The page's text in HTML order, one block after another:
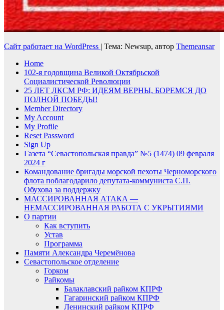
Сайт работает на WordPress | Тема: Newsup, автор Themeansar
Home
102-я годовщина Великой Октябрьской
Социалистической Революции
25 ЛЕТ ЛКСМ РФ: ИДЕЯМ ВЕРНЫ, БОРЕМСЯ ДО
ПОЛНОЙ ПОБЕДЫ!
Member Directory
My Account
My Profile
Reset Password
Sign Up
Газета “Севастопольская правда” №5 (1474) 09 февраля
2024 г
Командование бригады морской пехоты Черноморского
флота поблагодарило депутата-коммуниста С.П.
Обухова за поддержку
МАССИРОВАННАЯ АТАКА —
НЕМАССИРОВАННАЯ РАБОТА С УКРЫТИЯМИ
О партии
Как вступить
Устав
Программа
Памяти Александра Черемёнова
Севастопольское отделение
Горком
Райкомы
Балаклавский райком КПРФ
Гагаринский райком КПРФ
Ленинский райком КПРФ